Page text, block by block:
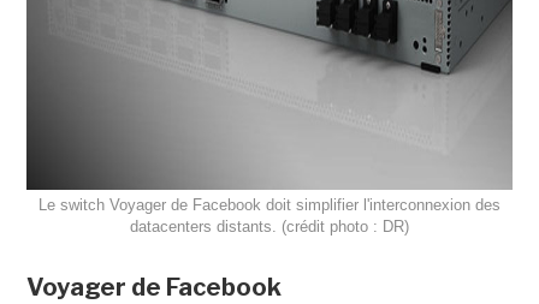
Le switch Voyager de Facebook doit simplifier l'interconnexion des
datacenters distants. (crédit photo : DR)
Voyager de Facebook